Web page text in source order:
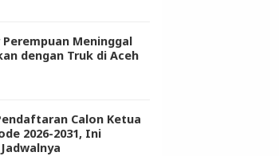
Perempuan Meninggal
dengan Truk di Aceh
Calon Ketua
2026-2031, Ini